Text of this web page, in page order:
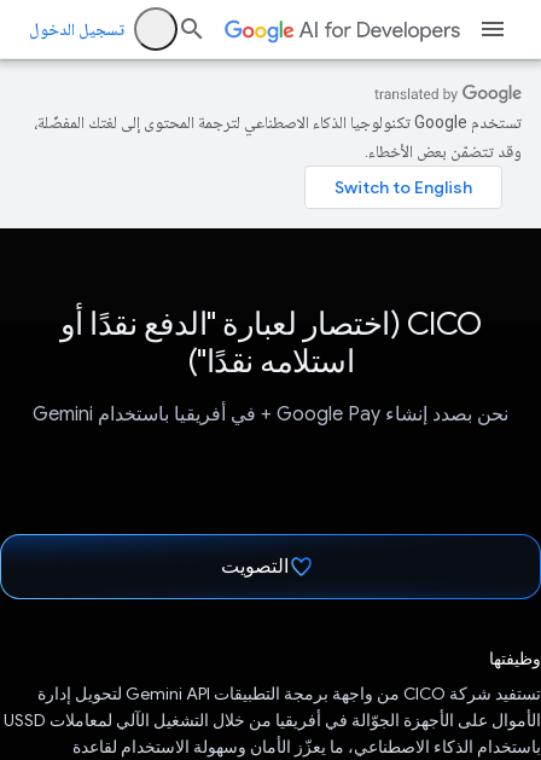
تسجيل الدخول
تستخدم Google تكنولوجيا الذكاء الاصطناعي لترجمة المحتوى إلى لغتك المفضّلة،
وقد تتضمّن بعض الأخطاء.
CICO (اختصار لعبارة "الدفع نقدًا أو
استلامه نقدًا")
نحن بصدد إنشاء Google Pay + في أفريقيا باستخدام Gemini
التصويت
وظيفتها
تستفيد شركة CICO من واجهة برمجة التطبيقات Gemini API لتحويل إدارة
الأموال على الأجهزة الجوّالة في أفريقيا من خلال التشغيل الآلي لمعاملات USSD
باستخدام الذكاء الاصطناعي، ما يعزّز الأمان وسهولة الاستخدام لقاعدة